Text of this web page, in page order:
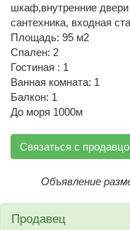
шкаф,внутренние
сантехника, входная
Площадь: 95 м2
Спален: 2
Гостиная : 1
Ванная комната: 1
Балкон: 1
До моря 1000м
Связаться с
Объявление
Продавец